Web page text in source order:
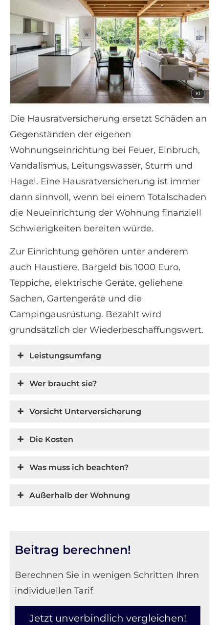
KI
Die Haus­rat­ver­si­che­rung ersetzt Schäden an
Gegenständen der eigenen
Wohnungseinrichtung bei Feuer, Einbruch,
Vandalismus, Leitungswasser, Sturm und
Hagel. Eine Haus­rat­ver­si­che­rung ist immer
dann sinnvoll, wenn bei einem Totalschaden
die Neueinrichtung der Wohnung finanziell
Schwierigkeiten bereiten würde.
Zur Einrichtung gehören unter anderem
auch Haustiere, Bargeld bis 1000 Euro,
Teppiche, elektrische Geräte, geliehene
Sachen, Gartengeräte und die
Campingausrüstung. Bezahlt wird
grundsätzlich der Wiederbeschaffungswert.
Leistungsumfang
Wer braucht sie?
Vorsicht Unterversicherung
Die Kosten
Was muss ich beachten?
Außerhalb der Wohnung
Beitrag berechnen!
Berechnen Sie in wenigen Schritten Ihren
individuellen Tarif
Jetzt unverbindlich ver­gleichen!